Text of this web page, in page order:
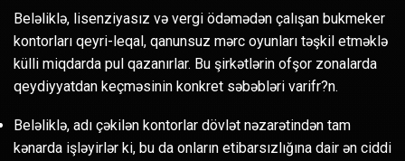
Beləliklə, lisenziyasız və vergi ödəmədən çalışan bukmeker
kontorları qeyri-leqal, qanunsuz mərc oyunları təşkil etməklə
külli miqdarda pul qazanırlar. Bu şirkətlərin ofşor zonalarda
qeydiyyatdan keçməsinin konkret səbəbləri varifr?n.
Beləliklə, adı çəkilən kontorlar dövlət nəzarətindən tam
kənarda işləyirlər ki, bu da onların etibarsızlığına dair ən ciddi